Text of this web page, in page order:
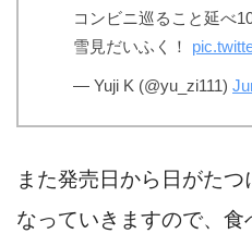
コンビニ巡ること延べ
雪見だいふく！
— Yuji K (@yu_zi111)
また発売日から日がたつ
なっていきますので、